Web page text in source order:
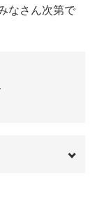
なさん次第で